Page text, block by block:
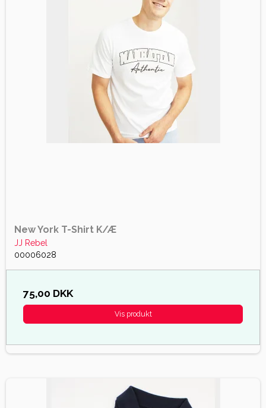
New York T-Shirt K/Æ
JJ Rebel
00006028
75,00 DKK
Vis produkt